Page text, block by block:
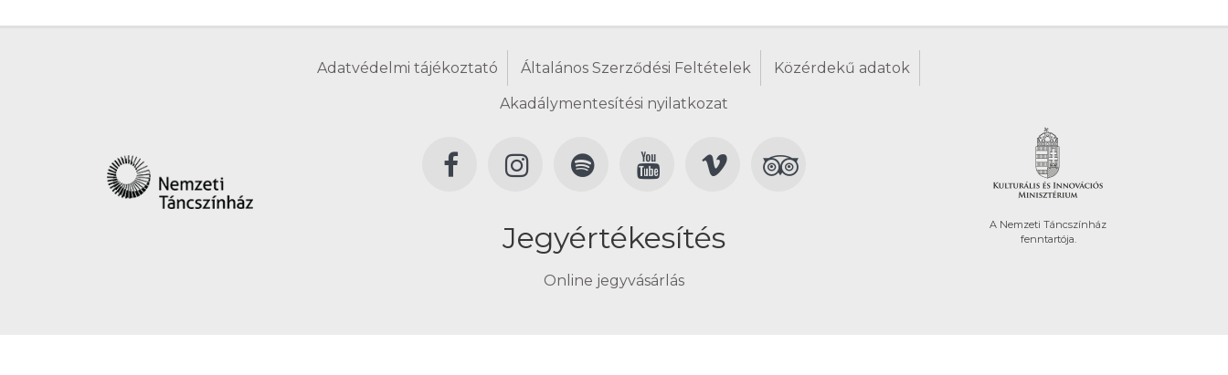
Adatvédelmi tájékoztató Általános Szerződési Feltételek Közérdekű adatok
Akadálymentesítési nyilatkozat
Jegyértékesítés
Online jegyvásárlás
A Nemzeti Táncszínház
fenntartója.